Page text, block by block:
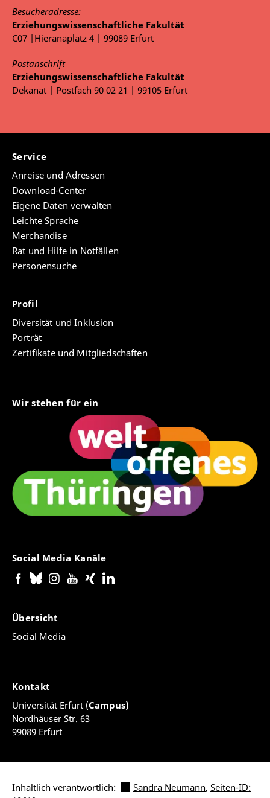
Besucheradresse:
Erziehungswissenschaftliche Fakultät
C07 |Hieranaplatz 4 | 99089 Erfurt
Postanschrift
Erziehungswissenschaftliche Fakultät
Dekanat | Postfach 90 02 21 | 99105 Erfurt
Service
Anreise und Adressen
Download-Center
Eigene Daten verwalten
Leichte Sprache
Merchandise
Rat und Hilfe in Notfällen
Personensuche
Profil
Diversität und Inklusion
Porträt
Zertifikate und Mitgliedschaften
Wir stehen für ein
Social Media Kanäle
Übersicht
Social Media
Kontakt
Universität Erfurt (Campus)
Nordhäuser Str. 63
99089 Erfurt
Inhaltlich verantwortlich: Sandra Neumann, Seiten-ID: